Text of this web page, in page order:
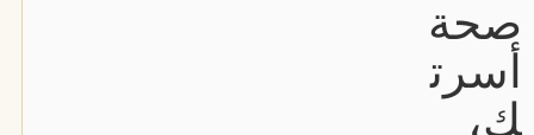
صحة
أسرت
ك،